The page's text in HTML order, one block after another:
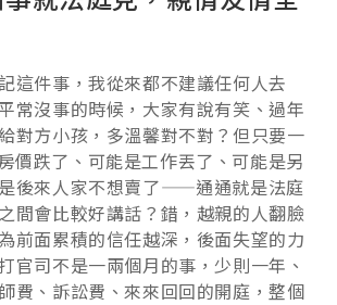
這件事，我從來都不建議任何人去
常沒事的時候，大家有說有笑、過年
對方小孩，多溫馨對不對？但只要一
跌了、可能是工作丟了、可能是另
後來人家不想賣了——通通就是法庭
間會比較好講話？錯，越親的人翻臉
前面累積的信任越深，後面失望的力
官司不是一兩個月的事，少則一年、
費、訴訟費、來來回回的開庭，整個